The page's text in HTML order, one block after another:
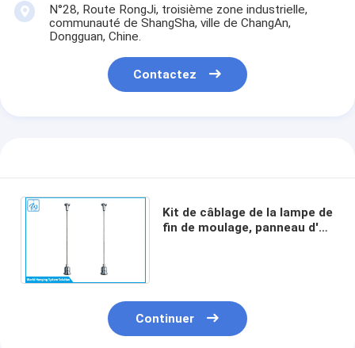
N°28, Route RongJi, troisième zone industrielle,
communauté de ShangSha, ville de ChangAn,
Dongguan, Chine.
Contactez
Kit de câblage de la lampe de
fin de moulage, panneau d'
Continuer